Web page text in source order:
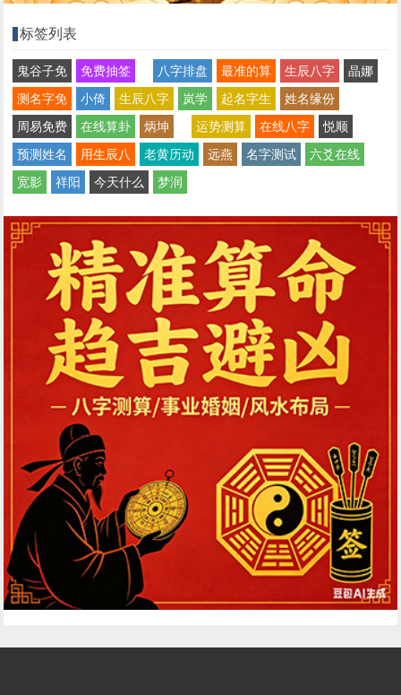
标签列表
鬼谷子免 免费抽签 八字排盘 最准的算 生辰八字
晶娜
测名字免
小倚 生辰八字 岚学 起名字生
姓名缘份
周易免费
在线算卦 炳坤 运势测算 在线八字
悦顺
预测姓名
用生辰八 老黄历动 远燕 名字测试
六爻在线
宽影
祥阳 今天什么 梦润